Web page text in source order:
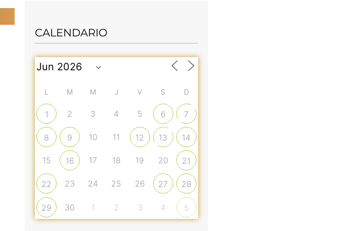
CALENDARIO
L M M J V S D
1 2 3 4 5 6 7
8 9 10 11 12 13 14
15 16 17 18 19 20 21
22 23 24 25 26 27 28
29 30 1 2 3 4 5